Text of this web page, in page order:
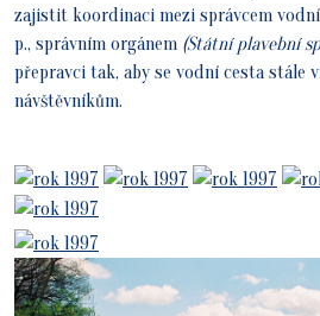
zajistit koordinaci mezi správcem
p., správním orgánem (Státní plavební
přepravci tak, aby se vodní cesta stále
návštěvníkům.